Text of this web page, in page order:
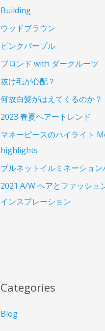
Building
ウッドブラウン
ピンクパープル
ブロンド with ダークルーツ
抜け毛が心配？
何故白髪がはえてくるのか？
2023 春夏ヘアートレンド
マネーピースのハイライト
highlights
ブルネットイルミネーション
2021 A/W ヘアとファッショ
インスプレーション
Categories
Blog